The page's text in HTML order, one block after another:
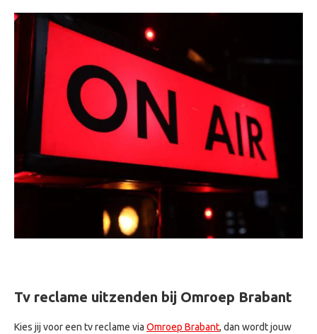
Tv reclame uitzenden bij Omroep Brabant
Kies jij voor een tv reclame via Omroep Brabant, dan wordt jouw